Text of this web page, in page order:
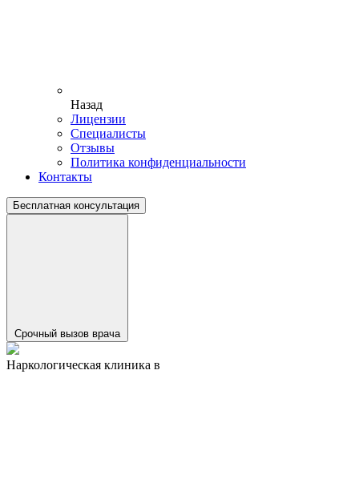
Назад
Лицензии
Специалисты
Отзывы
Политика конфиденциальности
Контакты
Бесплатная консультация
Срочный вызов врача
Наркологическая клиника в